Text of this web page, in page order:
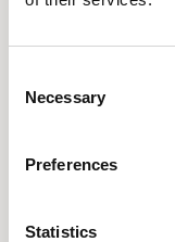
Selection
Necessary
Preferences
Statistics